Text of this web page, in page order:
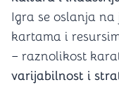
Igra se oslanja
kartama i
– raznolikost
varijabilnost i